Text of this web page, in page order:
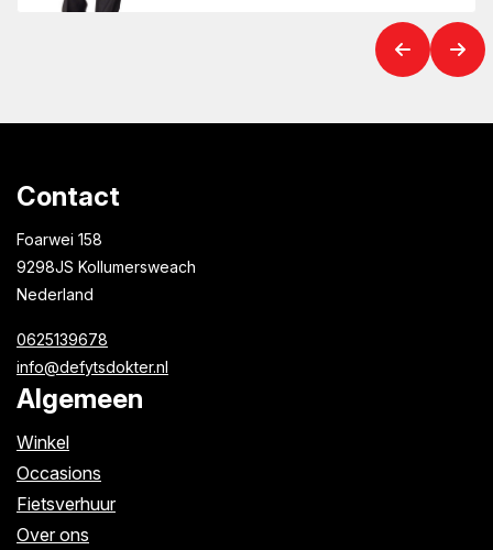
Contact
Foarwei 158
9298JS Kollumersweach
Nederland
0625139678
info@defytsdokter.nl
Algemeen
Winkel
Occasions
Fietsverhuur
Over ons